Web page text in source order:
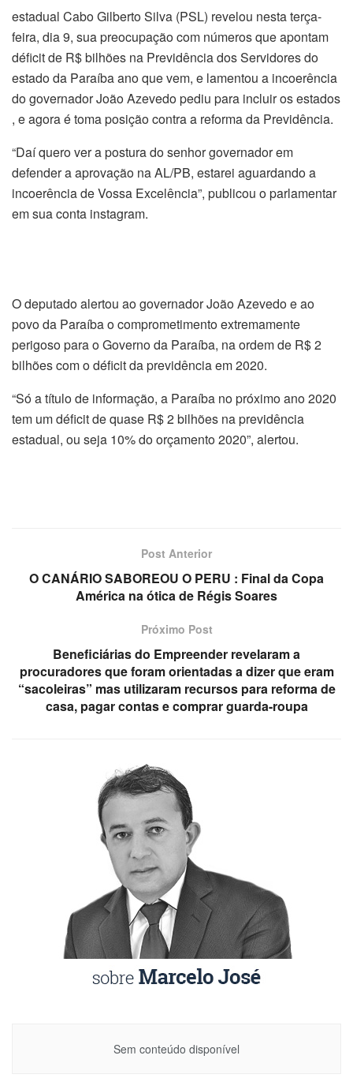
estadual Cabo Gilberto Silva (PSL) revelou nesta terça-
feira, dia 9, sua preocupação com números que apontam
déficit de R$ bilhões na Previdência dos Servidores do
estado da Paraíba ano que vem, e lamentou a incoerência
do governador João Azevedo pediu para incluir os estados
, e agora é toma posição contra a reforma da Previdência.
“Daí quero ver a postura do senhor governador em
defender a aprovação na AL/PB, estarei aguardando a
incoerência de Vossa Excelência”, publicou o parlamentar
em sua conta instagram.
O deputado alertou ao governador João Azevedo e ao
povo da Paraíba o comprometimento extremamente
perigoso para o Governo da Paraíba, na ordem de R$ 2
bilhões com o déficit da previdência em 2020.
“Só a título de informação, a Paraíba no próximo ano 2020
tem um déficit de quase R$ 2 bilhões na previdência
estadual, ou seja 10% do orçamento 2020”, alertou.
Post Anterior
O CANÁRIO SABOREOU O PERU : Final da Copa
América na ótica de Régis Soares
Próximo Post
Beneficiárias do Empreender revelaram a
procuradores que foram orientadas a dizer que eram
“sacoleiras” mas utilizaram recursos para reforma de
casa, pagar contas e comprar guarda-roupa
Sem conteúdo disponível